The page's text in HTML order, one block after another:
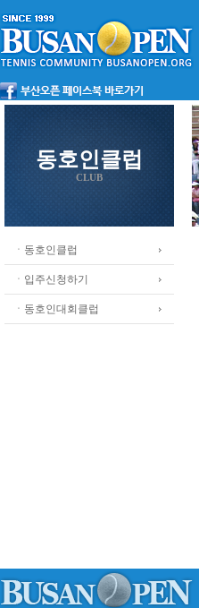
동호인클럽
CLUB
ㆍ동호인클럽
ㆍ입주신청하기
ㆍ동호인대회클럽